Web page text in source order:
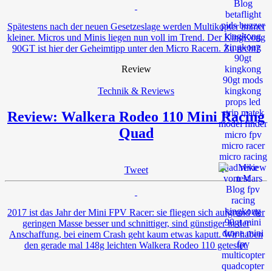
Spätestens nach der neuen Gesetzeslage werden Multikopter immer
kleiner. Micros und Minis liegen nun voll im Trend. Der KingKong
90GT ist hier der Geheimtipp unter den Micro Racern. Zu recht?
Review
Technik & Reviews
Review: Walkera Rodeo 110 Mini Racing
Quad
Tweet
2017 ist das Jahr der Mini FPV Racer: sie fliegen sich aufgrund der
geringen Masse besser und schnittiger, sind günstiger in der
Anschaffung, bei einem Crash geht kaum etwas kaputt. Wir haben
den gerade mal 148g leichten Walkera Rodeo 110 getestet.